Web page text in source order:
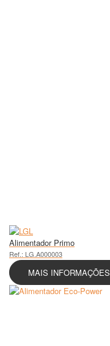
Alimentador Primo
Ref.: LG.A000003
MAIS INFORMAÇÕES